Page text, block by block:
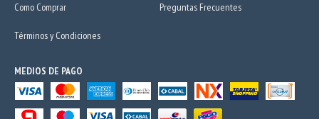
Como Comprar Preguntas Frecuentes
Términos y Condiciones
MEDIOS DE PAGO